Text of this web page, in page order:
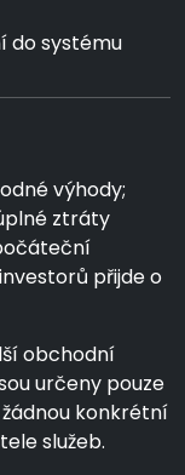
do systému
výhody;
ztráty
přijde o
obchodní
určeny pouze
konkrétní
služeb.